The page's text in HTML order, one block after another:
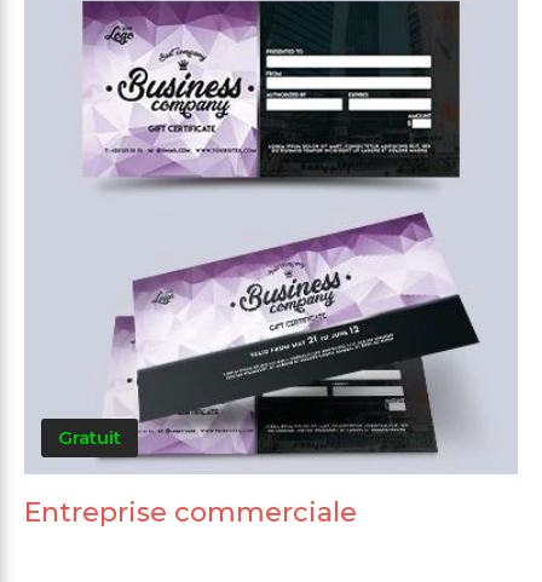
Gratuit
Entreprise commerciale